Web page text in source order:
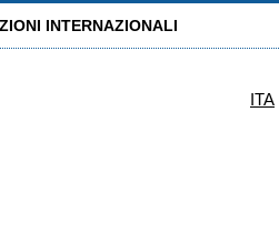
INTERNAZIONALI
ITA